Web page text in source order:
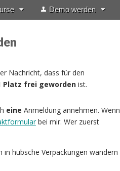
Demo werden
Nachricht, dass für den
Platz frei gewordenist.
eine Anmeldung annehmen. Wenn
bei mir. Wer zuerst
hübsche Verpackungen wandern